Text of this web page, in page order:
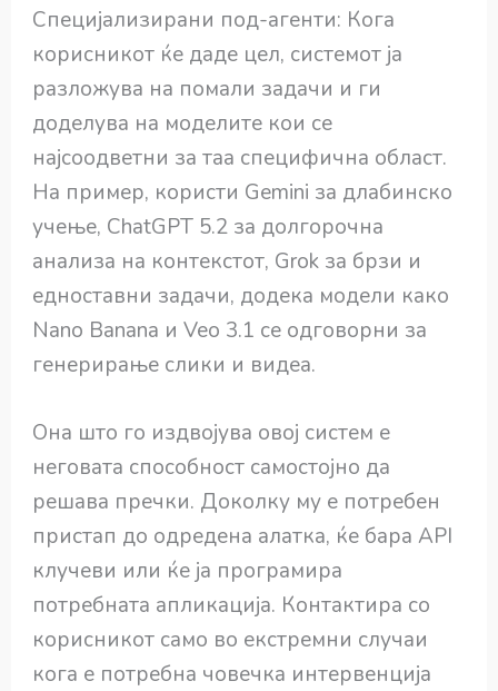
Специјализирани под-агенти: Кога
корисникот ќе даде цел, системот ја
разложува на помали задачи и ги
доделува на моделите кои се
најсоодветни за таа специфична област.
На пример, користи Gemini за длабинско
учење, ChatGPT 5.2 за долгорочна
анализа на контекстот, Grok за брзи и
едноставни задачи, додека модели како
Nano Banana и Veo 3.1 се одговорни за
генерирање слики и видеа.
Она што го издвојува овој систем е
неговата способност самостојно да
решава пречки. Доколку му е потребен
пристап до одредена алатка, ќе бара API
клучеви или ќе ја програмира
потребната апликација. Контактира со
корисникот само во екстремни случаи
кога е потребна човечка интервенција